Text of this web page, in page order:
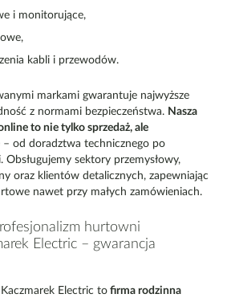
i monitorujące,
kabli i przewodów.
markami gwarantuje najwyższe
z normami bezpieczeństwa. Nasza
to nie tylko sprzedaż, ale
– od doradztwa technicznego po
sektory przemysłowy,
oraz klientów detalicznych, zapewniając
nawet przy małych zamówieniach.
hurtowni
Electric – gwarancja
Electric to firma rodzinna